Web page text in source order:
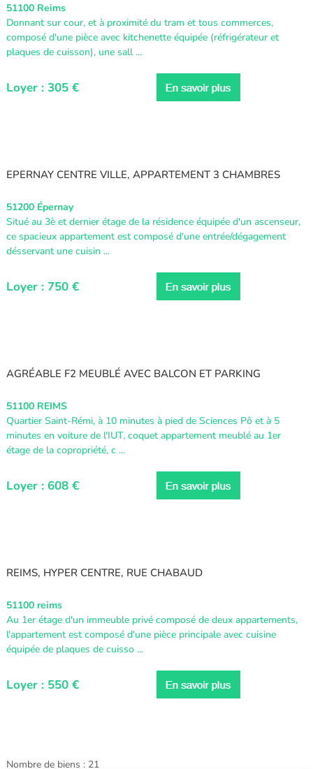
51100 Reims
Donnant sur cour, et à proximité du tram et tous commerces,
composé d'une pièce avec kitchenette équipée (réfrigérateur et
plaques de cuisson), une sall ...
Loyer : 305 €
EPERNAY CENTRE VILLE, APPARTEMENT 3 CHAMBRES
51200 Épernay
Situé au 3è et dernier étage de la résidence équipée d'un ascenseur,
ce spacieux appartement est composé d'une entrée/dégagement
désservant une cuisin ...
Loyer : 750 €
AGRÉABLE F2 MEUBLÉ AVEC BALCON ET PARKING
51100 REIMS
Quartier Saint-Rémi, à 10 minutes à pied de Sciences Pô et à 5
minutes en voiture de l'IUT, coquet appartement meublé au 1er
étage de la copropriété, c ...
Loyer : 608 €
REIMS, HYPER CENTRE, RUE CHABAUD
51100 reims
Au 1er étage d'un immeuble privé composé de deux appartements,
l'appartement est composé d'une pièce principale avec cuisine
équipée de plaques de cuisso ...
Loyer : 550 €
Nombre de biens : 21